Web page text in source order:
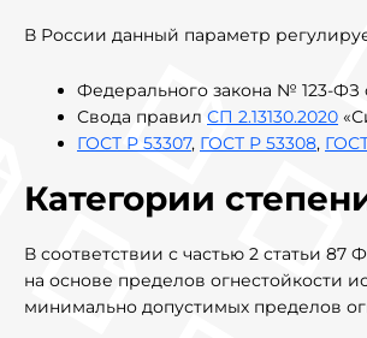
В России данный параметр
Федерального закона № 123-ФЗ
Свода правил СП 2.13130.2020
ГОСТ Р 53307, ГОСТ Р 53308,
Категории
В соответствии с частью 2 статьи
на основе пределов огнестойкости
минимально допустимых пределов